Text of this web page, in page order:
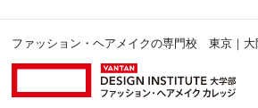
ファッション・ヘアメイクの専門校 東京｜大